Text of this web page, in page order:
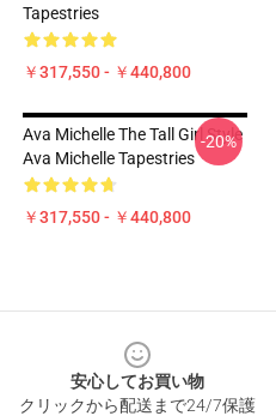
Tapestries
￥317,550 - ￥440,800
Ava Michelle The Tall Girl Style
Ava Michelle Tapestries
￥317,550 - ￥440,800
-20%
安心してお買い物
クリックから配送まで24/7保護